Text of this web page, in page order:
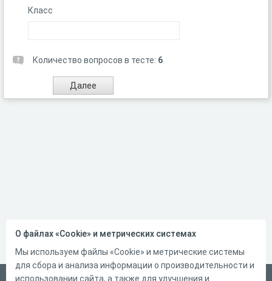
Класс
Количество вопросов в тесте: 6
О файлах «Cookie» и метрических системах
Мы используем файлы «Cookie» и метрические системы
для сбора и анализа информации о производительности и
использовании сайта, а также для улучшения и